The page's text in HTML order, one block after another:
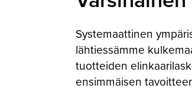
Systemaattinen
lähtiessämme
tuotteiden
ensimmäisen